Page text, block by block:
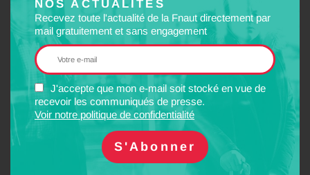
NOS ACTUALITÉS
Recevez toute l'actualité de la Fnaut directement par
mail gratuitement et sans engagement
J'accepte que mon e-mail soit stocké en vue de
recevoir les communiqués de presse.
Voir notre politique de confidentialité
Michel Quidort participe à la réunion de Management Board de la
FEV et à l’Assemblée Générale de la FEV à Düsseldorf.
18 mars
Bruno Gazeau, Jean Lenoir et Michel Quidort participent à la
réunion de travail avec Renaud Muselier, président de Régions de
France.
Bruno Gazeau, Jean Lenoir et Christophe Késeljévic rencontrent
des représentants de la DGITM sur les Trains d’Equilibre du